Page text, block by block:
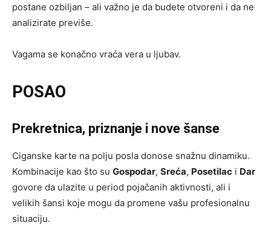
postane ozbiljan – ali važno je da budete otvoreni i da ne
analizirate previše.
Vagama se konačno vraća vera u ljubav.
POSAO
Prekretnica, priznanje i nove šanse
Ciganske karte na polju posla donose snažnu dinamiku.
Kombinacije kao što su Gospodar, Sreća, Posetilac i Dar
govore da ulazite u period pojačanih aktivnosti, ali i
velikih šansi koje mogu da promene vašu profesionalnu
situaciju.